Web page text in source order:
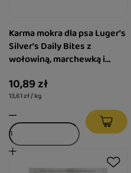
Karma mokra dla psa Luger's
Silver's Daily Bites z
wołowiną, marchewką i
10,89 zł
13,61 zł / kg